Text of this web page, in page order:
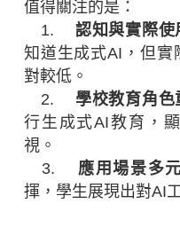
值得關注的是：
1.認知與實際使
知道生成式AI，但實
對較低。
2. 學校教育角色
行生成式AI教育，
視。
3. 應用場景多
揮，學生展現出對AI